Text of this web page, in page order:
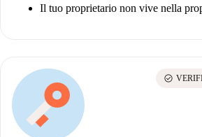
Il tuo proprietario non vive nella
check_circle